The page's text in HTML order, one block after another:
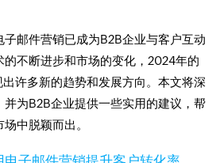
邮件营销已成为B2B企业与客户互动
的不断进步和市场的变化，2024年的
许多新的趋势和发展方向。本文将深
并为B2B企业提供一些实用的建议，帮
中脱颖而出。